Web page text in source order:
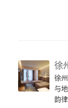
徐
徐
与
韵